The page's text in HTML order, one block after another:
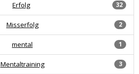
32
Erfolg
2
Misserfolg
1
mental
3
Mentaltraining